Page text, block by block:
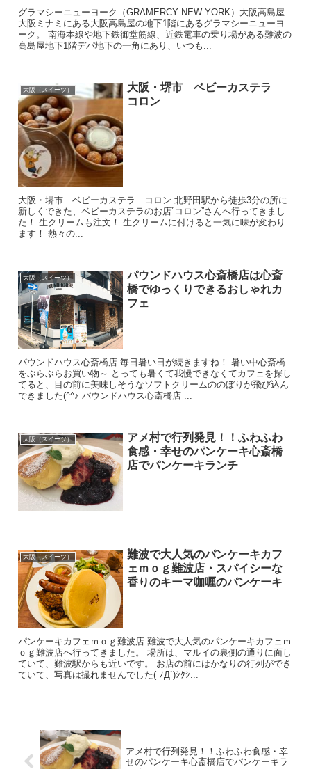
グラマシーニューヨーク（GRAMERCY NEW YORK）大阪高島屋
大阪ミナミにある大阪高島屋の地下1階にあるグラマシーニューヨ
ーク。 南海本線や地下鉄御堂筋線、近鉄電車の乗り場がある難波の
高島屋地下1階デパ地下の一角にあり、いつも...
大阪（スイーツ）
大阪・堺市 ベビーカステラ
コロン
大阪・堺市 ベビーカステラ コロン 北野田駅から徒歩3分の所に
新しくできた、ベビーカステラのお店”コロン”さんへ行ってきまし
た！ 生クリームも注文！ 生クリームに付けると一気に味が変わり
ます！ 熱々の...
大阪（スイーツ）
パウンドハウス心斎橋店は心斎
橋でゆっくりできるおしゃれカ
フェ
パウンドハウス心斎橋店 毎日暑い日が続きますね！ 暑い中心斎橋
をぶらぶらお買い物～ とっても暑くて我慢できなくてカフェを探し
てると、目の前に美味しそうなソフトクリームののぼりが飛び込ん
できました(^^♪ パウンドハウス心斎橋店 ...
大阪（スイーツ）
アメ村で行列発見！！ふわふわ
食感・幸せのパンケーキ心斎橋
店でパンケーキランチ
大阪（スイーツ）
難波で大人気のパンケーキカフ
ェｍｏｇ難波店・スパイシーな
香りのキーマ咖喱のパンケーキ
パンケーキカフェｍｏｇ難波店 難波で大人気のパンケーキカフェｍ
ｏｇ難波店へ行ってきました。 場所は、マルイの裏側の通りに面し
ていて、難波駅からも近いです。 お店の前にはかなりの行列ができ
ていて、写真は撮れませんでした( ﾉД`)ｼｸｼ...
アメ村で行列発見！！ふわふわ食感・幸
せのパンケーキ心斎橋店でパンケーキラ